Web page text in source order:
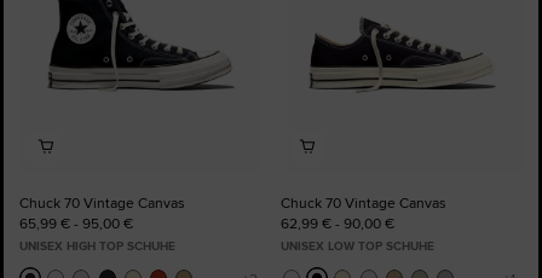
Chuck 70 Vintage Canvas
65,99 € - 95,00 €
UNISEX HIGH TOP SCHUHE
Chuck 70 Vintage Canvas
62,99 € - 90,00 €
UNISEX LOW TOP SCHUHE